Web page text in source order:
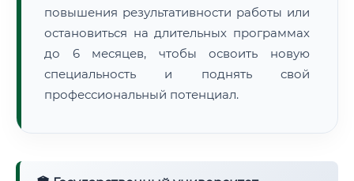
повышения результативности работы или
остановиться на длительных программах
до 6 месяцев, чтобы освоить новую
специальность и поднять свой
профессиональный потенциал.